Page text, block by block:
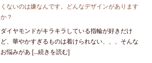
くないのは嫌なんです。どんなデザインがあります
か？
ダイヤモンドがキラキラしている指輪が好きだけ
ど、華やかすぎるものは着けられない、、、そんな
お悩みがあ [...続きを読む]